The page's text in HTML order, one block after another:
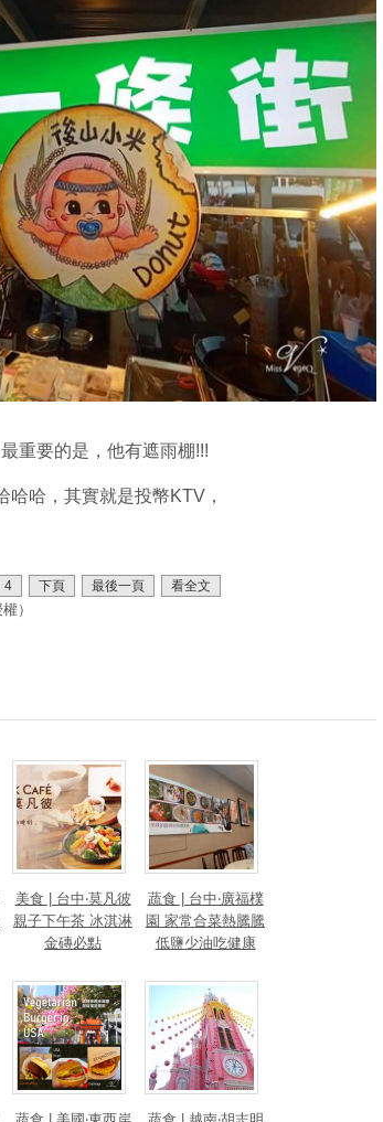
重要的是，他有遮雨棚!!!
哈，其實就是投幣KTV，
4 下頁 最後一頁 看全文
）
美食 | 台中‧莫凡彼
親子下午茶 冰淇淋
金磚必點
蔬食 | 台中‧廣福樸
園 家常合菜熱騰騰
低鹽少油吃健康